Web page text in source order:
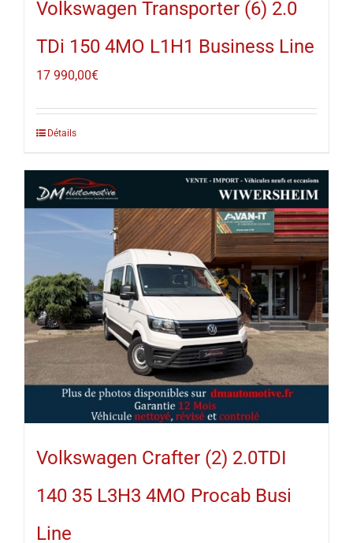
Volkswagen Transporter (6) 2.0
TDi 150 4MO L1H1 Business Line
17 990,00€
Détails
Volkswagen Crafter (2) 2.0TDI
140 35 L3H3 4MO Procab Busi
Line